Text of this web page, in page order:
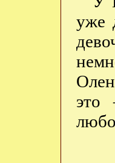
уже
это